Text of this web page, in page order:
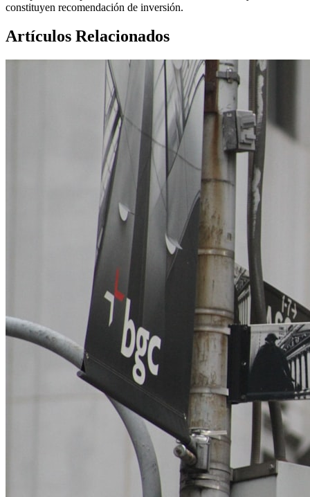
constituyen recomendación de inversión.
Artículos Relacionados